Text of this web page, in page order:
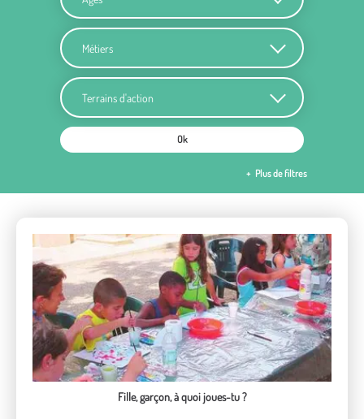
Métiers
Terrains d'action
Ok
Plus de filtres
Fille, garçon, à quoi joues-tu ?